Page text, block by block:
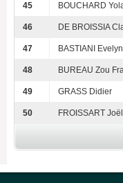
45 BOUCHARD
46 DE BROISSIA
47 BASTIANI
48 BUREAU Zou
49 GRASS Didier
50 FROISSART Joël